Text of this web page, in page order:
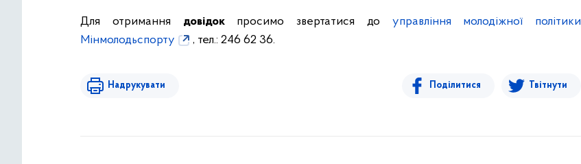
Для отримання довідокпросимо звертатися до управління молодіжної політики
Мінмолодьспорту
, тел.: 246 62 36.
Надрукувати Поділитися Твітнути